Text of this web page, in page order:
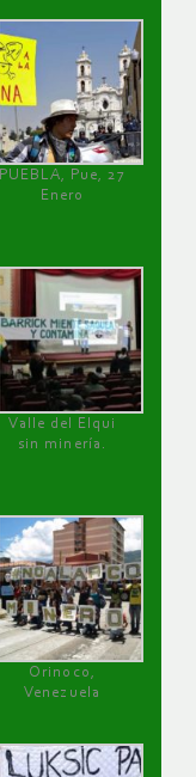
PUEBLA, Pue, 27
Enero
Valle del Elqui
sin minería.
Orinoco,
Venezuela